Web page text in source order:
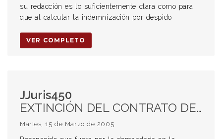
su redacción es lo suficientemente clara como para
que al calcular la indemnización por despido
VER COMPLETO
JJuris450
EXTINCIÓN DEL CONTRATO DE TRABAJO. Conducta maliciosa y temeraria del empleador que continúa haciendo aportes e impide al trabajador percibir el subsidio por desempleo. INTERESES SANCIONATORIOS. Imposición.
Martes, 15 de Marzo de 2005